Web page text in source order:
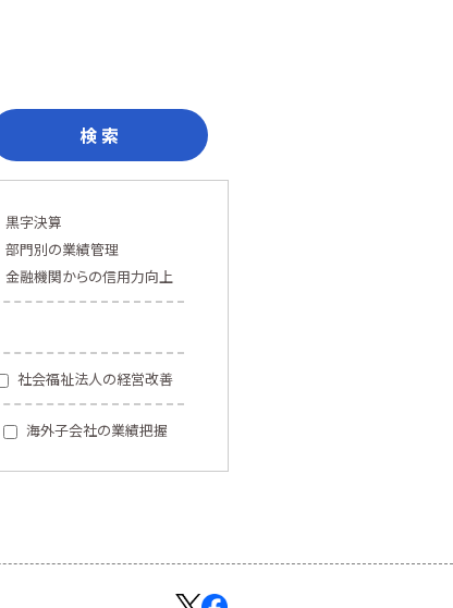
検 索
黒字決算
部門別の業績管理
金融機関からの信用力向上
社会福祉法人の経営改善
海外子会社の業績把握